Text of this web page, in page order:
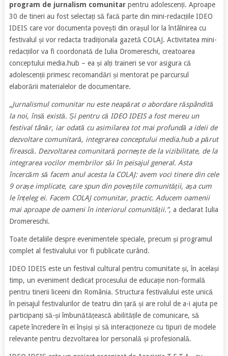
program de jurnalism comunitar pentru adolescenți. Aproape
30 de tineri au fost selectați să facă parte din mini-redacțiile IDEO
IDEIS care vor documenta povești din orașul lor la întâlnirea cu
festivalul și vor redacta tradiționala gazetă COLAJ. Activitatea mini-
redacțiilor va fi coordonată de Iulia Dromereschi, creatoarea
conceptului media.hub – ea și alți traineri se vor asigura că
adolescenții primesc recomandări și mentorat pe parcursul
elaborării materialelor de documentare.
„Jurnalismul comunitar nu este neapărat o abordare răspândită
la noi, însă există. Și pentru că IDEO IDEIS a fost mereu un
festival tânăr, iar odată cu asimilarea tot mai profundă a ideii de
dezvoltare comunitară, integrarea conceptului media.hub a părut
firească. Dezvoltarea comunitară pornește de la vizibilitate, de la
integrarea vocilor membrilor săi în peisajul general. Asta
încercăm să facem anul acesta la COLAJ: avem voci tinere din cele
9 orașe implicate, care spun din poveștile comunității, așa cum
le înțeleg ei. Facem COLAJ comunitar, practic. Aducem oamenii
mai aproape de oameni în interiorul comunității.”, a declarat Iulia
Dromereschi.
Toate detaliile despre evenimentele speciale, precum și programul
complet al festivalului vor fi publicate curând.
IDEO IDEIS este un festival cultural pentru comunitate și, în același
timp, un eveniment dedicat procesului de educație non-formală
pentru tinerii liceeni din România. Structura festivalului este unică
în peisajul festivalurilor de teatru din țară și are rolul de a-i ajuta pe
participanți să-și îmbunătățească abilitățile de comunicare, să
capete încredere în ei înșiși și să interacționeze cu tipuri de modele
relevante pentru dezvoltarea lor personală și profesională.